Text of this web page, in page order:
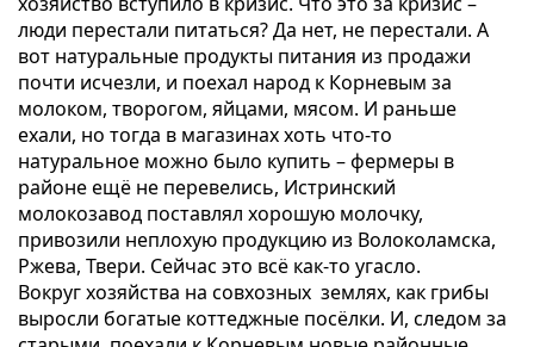
люди перестали питаться? Да нет, не перестали. А
вот натуральные продукты питания из продажи
почти исчезли, и поехал народ к Корневым за
молоком, творогом, яйцами, мясом. И раньше
ехали, но тогда в магазинах хоть что-то
натуральное можно было купить – фермеры в
районе ещё не перевелись, Истринский
молокозавод поставлял хорошую молочку,
привозили неплохую продукцию из Волоколамска,
Ржева, Твери. Сейчас это всё как-то угасло.
Вокруг хозяйства на совхозных землях, как грибы
выросли богатые коттеджные посёлки. И, следом за